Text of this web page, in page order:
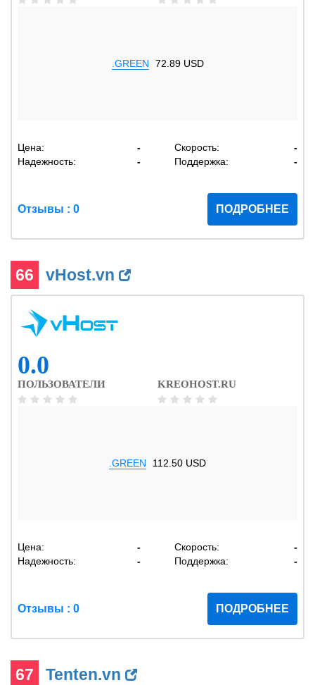
.GREEN 72.89 USD
Цена: - Скорость:
-
Надежность:
- Поддержка: -
Отзывы : 0 ПОДРОБНЕЕ
66 vHost.vn
0.0
ПОЛЬЗОВАТЕЛИ KREOHOST.RU
.GREEN 112.50 USD
Цена: - Скорость:
-
Надежность:
- Поддержка: -
Отзывы : 0 ПОДРОБНЕЕ
67 Tenten.vn